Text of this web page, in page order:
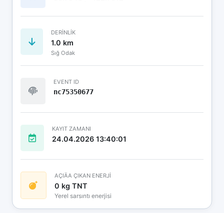
DERINLIK
1.0 km
Sığ Odak
EVENT ID
nc75350677
KAYIT ZAMANI
24.04.2026 13:40:01
AÇIÄA ÇIKAN ENERJİ
0 kg TNT
Yerel sarsıntı enerjisi